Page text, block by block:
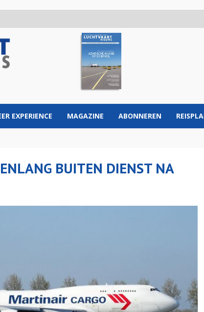
EXPERIENCE MAGAZINE ABONNEREN
BUITEN DIENST NA